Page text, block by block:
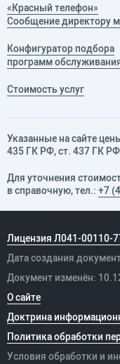
«Красный телефон»
Сообщение директору
Конфигуратор подбора
программ
Стоимость услуг
Указанные на сайте
435 ГК РФ, cт. 437 ГК
Для уточнения
в справочную, тел.: +7
Лицензия Л041-00110-
Дата создания
Документ изменён:
О сайте
Доктрина
Политика обработки
Условия обработки и